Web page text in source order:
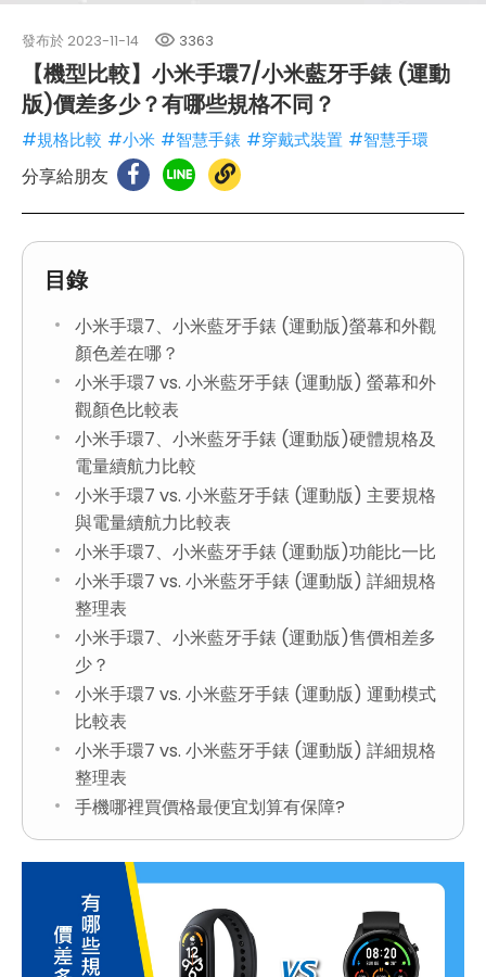
發布於 2023-11-14 3363
【機型比較】小米手環7/小米藍牙手錶 (運動
版)價差多少？有哪些規格不同？
#規格比較 #小米 #智慧手錶 #穿戴式裝置 #智慧手環
分享給朋友
目錄
小米手環7、小米藍牙手錶 (運動版)螢幕和外觀
顏色差在哪？
小米手環7 vs. 小米藍牙手錶 (運動版) 螢幕和外
觀顏色比較表
小米手環7、小米藍牙手錶 (運動版)硬體規格及
電量續航力比較
小米手環7 vs. 小米藍牙手錶 (運動版) 主要規格
與電量續航力比較表
小米手環7、小米藍牙手錶 (運動版)功能比一比
小米手環7 vs. 小米藍牙手錶 (運動版) 詳細規格
整理表
小米手環7、小米藍牙手錶 (運動版)售價相差多
少？
小米手環7 vs. 小米藍牙手錶 (運動版) 運動模式
比較表
小米手環7 vs. 小米藍牙手錶 (運動版) 詳細規格
整理表
手機哪裡買價格最便宜划算有保障?